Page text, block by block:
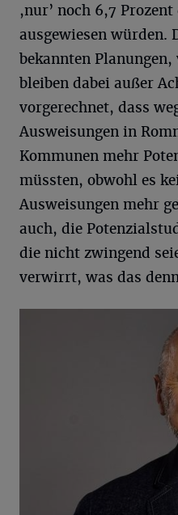
,nur’ noch 6,7
ausgewiesen würden.
bekannten Planungen,
bleiben dabei außer
vorgerechnet, dass
Ausweisungen in
Kommunen mehr
müssten, obwohl es
Ausweisungen mehr
auch, die
die nicht zwingend
verwirrt, was das